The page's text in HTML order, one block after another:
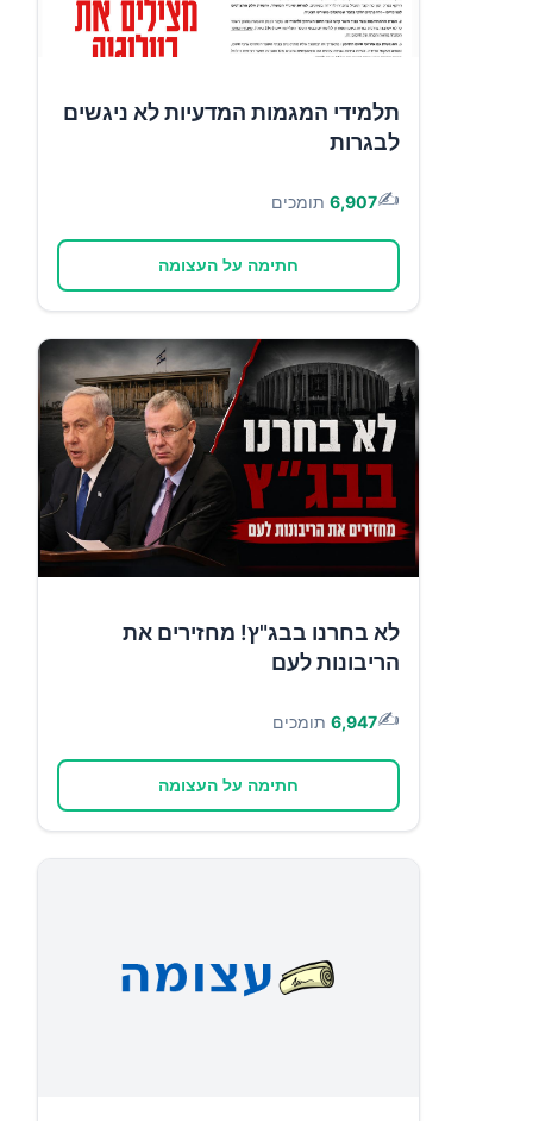
תלמידי המגמות המדעיות לא ניגשים
לבגרות
✍️
6,907 תומכים
חתימה על העצומה
לא בחרנו בבג"ץ! מחזירים את
הריבונות לעם
✍️
6,947 תומכים
חתימה על העצומה